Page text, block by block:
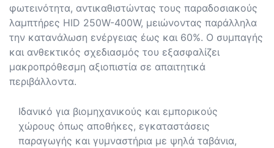
φωτεινότητα, αντικαθιστώντας τους παραδοσιακούς
λαμπτήρες HID 250W-400W, μειώνοντας παράλληλα
την κατανάλωση ενέργειας έως και 60%. Ο συμπαγής
και ανθεκτικός σχεδιασμός του εξασφαλίζει
μακροπρόθεσμη αξιοπιστία σε απαιτητικά
περιβάλλοντα.
Ιδανικό για βιομηχανικούς και εμπορικούς
χώρους όπως αποθήκες, εγκαταστάσεις
παραγωγής και γυμναστήρια με ψηλά ταβάνια,